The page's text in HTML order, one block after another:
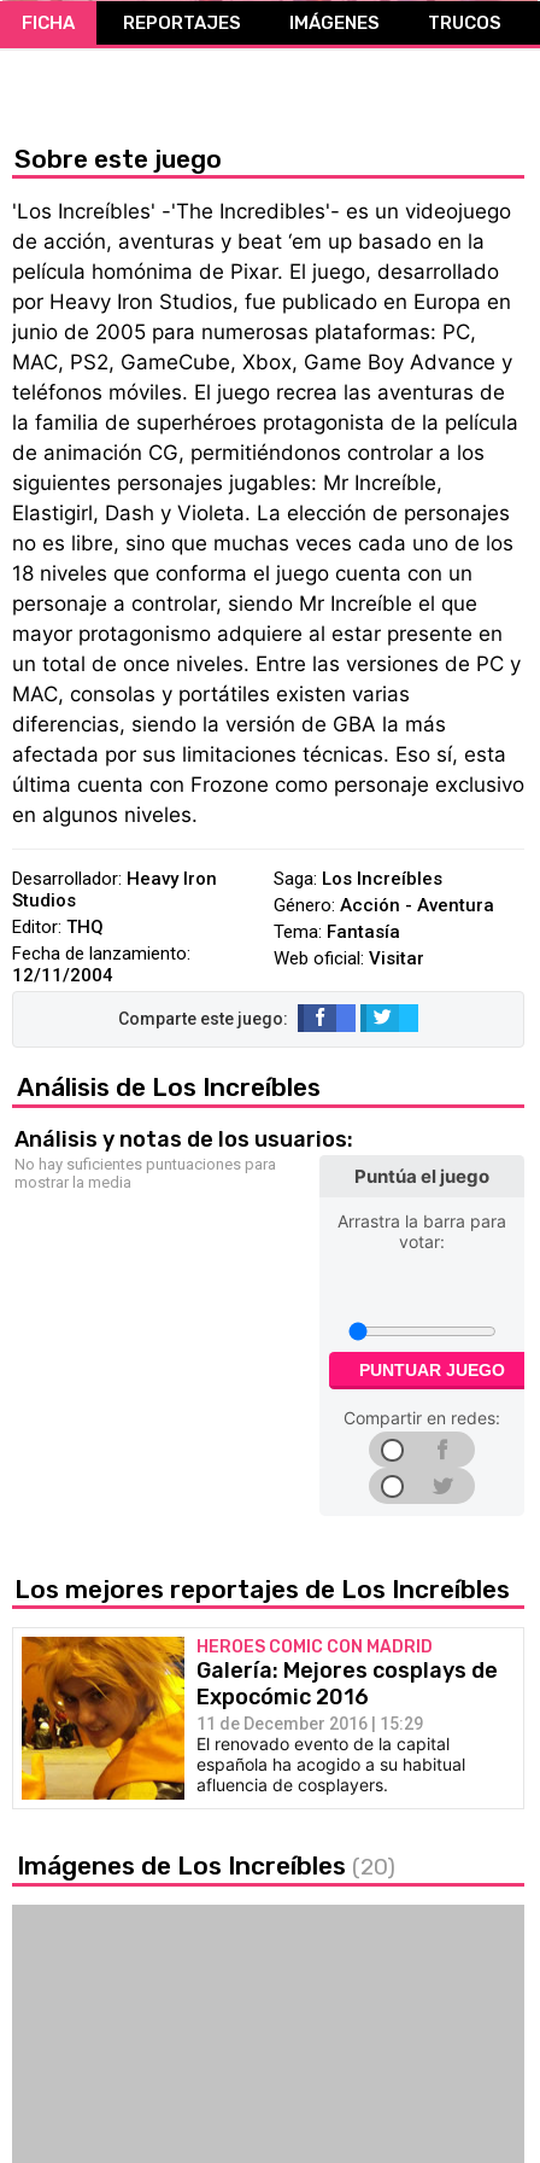
CÓMICS
FICHA REPORTAJES IMÁGENES TRUCOS
Sobre este juego
'Los Increíbles' -'The Incredibles'- es un videojuego
de acción, aventuras y beat ‘em up basado en la
película homónima de Pixar. El juego, desarrollado
por Heavy Iron Studios, fue publicado en Europa en
junio de 2005 para numerosas plataformas: PC,
MAC, PS2, GameCube, Xbox, Game Boy Advance y
teléfonos móviles. El juego recrea las aventuras de
la familia de superhéroes protagonista de la película
de animación CG, permitiéndonos controlar a los
siguientes personajes jugables: Mr Increíble,
Elastigirl, Dash y Violeta. La elección de personajes
no es libre, sino que muchas veces cada uno de los
18 niveles que conforma el juego cuenta con un
personaje a controlar, siendo Mr Increíble el que
mayor protagonismo adquiere al estar presente en
un total de once niveles. Entre las versiones de PC y
MAC, consolas y portátiles existen varias
diferencias, siendo la versión de GBA la más
afectada por sus limitaciones técnicas. Eso sí, esta
última cuenta con Frozone como personaje exclusivo
en algunos niveles.
Desarrollador: Heavy Iron
Studios
Editor: THQ
Fecha de lanzamiento:
12/11/2004
Saga: Los Increíbles
Género: Acción - Aventura
Tema: Fantasía
Web oficial: Visitar
Análisis de Los Increíbles
Análisis y notas de los usuarios:
No hay suficientes puntuaciones para
mostrar la media
Puntúa el juego
Arrastra la barra para
votar:
PUNTUAR JUEGO
Compartir en redes:
Los mejores reportajes de Los Increíbles
HEROES COMIC CON MADRID
Galería: Mejores cosplays de
Expocómic 2016
11 de December 2016 | 15:29
El renovado evento de la capital
española ha acogido a su habitual
afluencia de cosplayers.
Imágenes de Los Increíbles (20)